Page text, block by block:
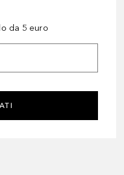
da 5 euro